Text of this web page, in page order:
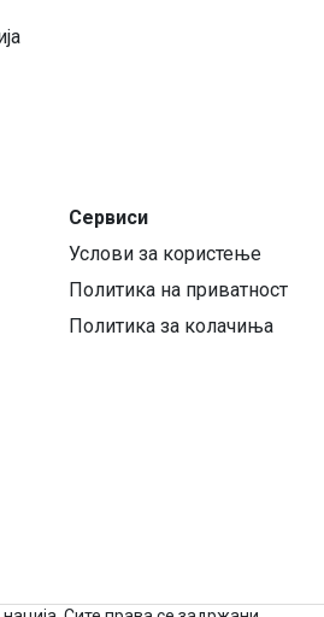
Сервиси
Услови за користење
Политика на приватност
Политика за колачиња